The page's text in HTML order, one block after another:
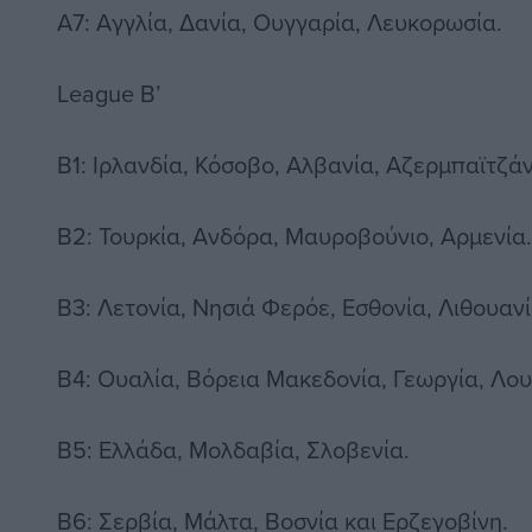
A7: Αγγλία, Δανία, Ουγγαρία, Λευκορωσία.
League B’
B1: Ιρλανδία, Κόσοβο, Αλβανία,
B2: Τουρκία, Ανδόρα, Μαυροβούνιο, Αρμενία.
B3: Λετονία, Νησιά Φερόε, Εσθονία,
B4: Ουαλία, Βόρεια Μακεδονία, Γεωργία,
B5: Ελλάδα, Μολδαβία, Σλοβενία.
B6: Σερβία, Μάλτα, Βοσνία και Ερζεγοβίνη.